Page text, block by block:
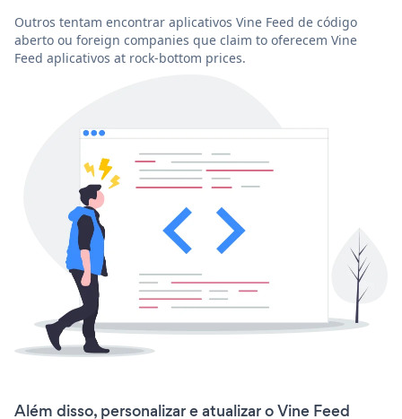
Outros tentam encontrar aplicativos Vine Feed de código
aberto ou foreign companies que claim to oferecem Vine
Feed aplicativos at rock-bottom prices.
Além disso, personalizar e atualizar o Vine Feed